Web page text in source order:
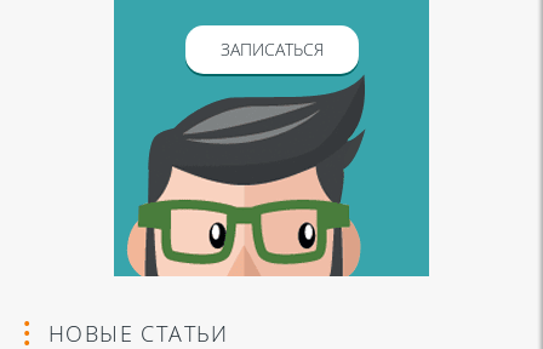
ЗАПИСАТЬСЯ
НОВЫЕ СТАТЬИ